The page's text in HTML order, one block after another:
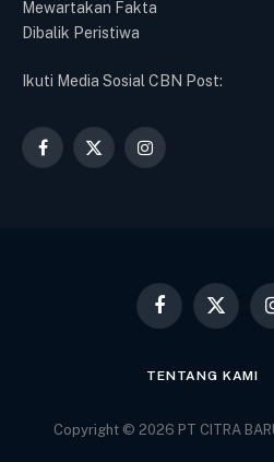
Mewartakan Fakta
Dibalik Peristiwa
Ikuti Media Sosial CBN Post:
Facebook
X
Instagram
Facebook
X
TENTANG KAMI
Copyright © 2026 PT CITRA